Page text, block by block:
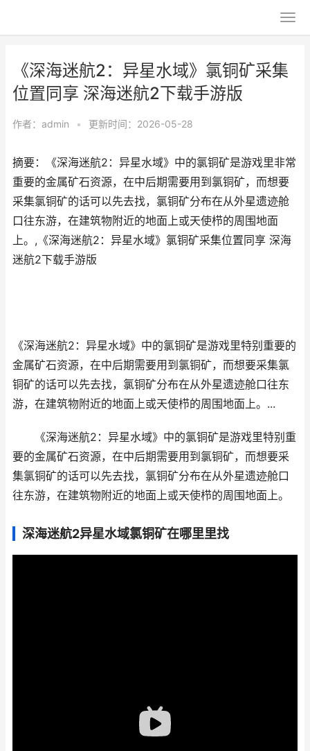
《深海迷航2：异星水域》氯铜矿采集
位置同享 深海迷航2下载手游版
作者： admin • 更新时间：2026-05-28
摘要：《深海迷航2：异星水域》中的氯铜矿是游戏里非常
重要的金属矿石资源，在中后期需要用到氯铜矿，而想要
采集氯铜矿的话可以先去找，氯铜矿分布在从外星遗迹舱
口往东游，在建筑物附近的地面上或天使栉的周围地面
上。,《深海迷航2：异星水域》氯铜矿采集位置同享 深海
迷航2下载手游版
《深海迷航2：异星水域》中的氯铜矿是游戏里特别重要的
金属矿石资源，在中后期需要用到氯铜矿，而想要采集氯
铜矿的话可以先去找，氯铜矿分布在从外星遗迹舱口往东
游，在建筑物附近的地面上或天使栉的周围地面上。...
《深海迷航2：异星水域》中的氯铜矿是游戏里特别重
要的金属矿石资源，在中后期需要用到氯铜矿，而想要采
集氯铜矿的话可以先去找，氯铜矿分布在从外星遗迹舱口
往东游，在建筑物附近的地面上或天使栉的周围地面上。
深海迷航2异星水域氯铜矿在哪里里找